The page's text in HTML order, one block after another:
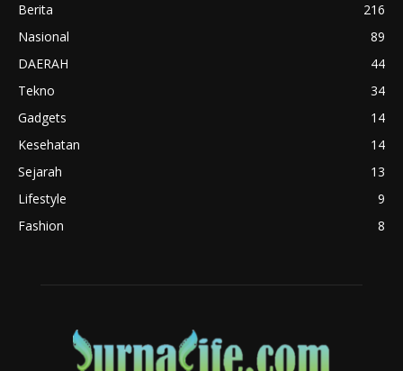
Berita
216
Nasional
89
DAERAH
44
Tekno
34
Gadgets
14
Kesehatan
14
Sejarah
13
Lifestyle
9
Fashion
8